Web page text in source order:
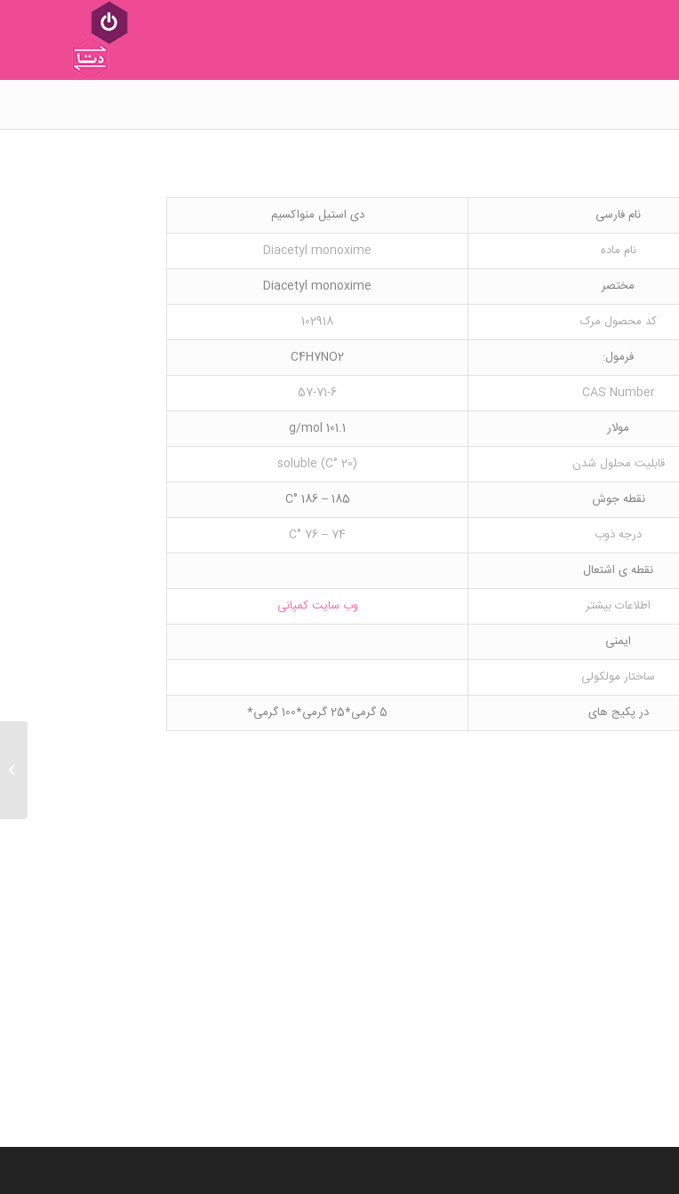
نام فارسی
دی استیل منواکسیم
نام ماده
Diacetyl monoxime
مختصر
Diacetyl monoxime
کد محصول مرک
102918
فرمول:
C4H7NO2
CAS Number
57-71-6
مولار
101.1 g/mol
قابلیت محلول شدن
(20 °C) soluble
نقطه جوش
185 – 186 °C
درجه ذوب
74 – 76 °C
نقطه ی اشتعال
اطلاعات بیشتر
وب سایت کمپانی
ایمنی
ساختار مولکولی
در پکیج های
5 گرمی*25 گرمی*100 گرمی*